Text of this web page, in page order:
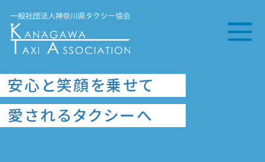
安⼼と笑顔を乗せて
愛されるタクシーへ